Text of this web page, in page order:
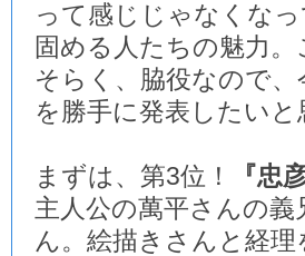
って感じじゃなくな
固める人たちの魅力
そらく、脇役なので
を勝手に発表したい
まずは、第3位！
『忠
主人公の萬平さんの
ん。絵描きさんと経